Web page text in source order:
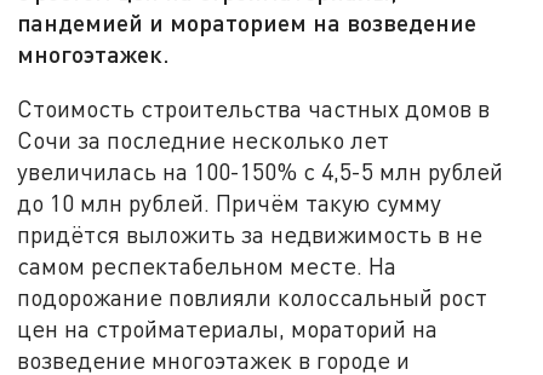
пандемией и мораторием на возведение
многоэтажек.
Стоимость строительства частных домов в
Сочи за последние несколько лет
увеличилась на 100-150% с 4,5-5 млн рублей
до 10 млн рублей. Причём такую сумму
придётся выложить за недвижимость в не
самом респектабельном месте. На
подорожание повлияли колоссальный рост
цен на стройматериалы, мораторий на
возведение многоэтажек в городе и